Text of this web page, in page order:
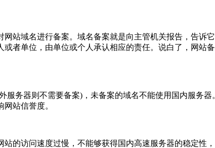
站域名进行备案。域名备案就是向主管机关报告，告诉
者单位，由单位或个人承认相应的责任。说白了，网站
务器则不需要备案)，未备案的域名不能使用国内服务
站信誉度。
的访问速度过慢，不能够获得国内高速服务器的稳定性